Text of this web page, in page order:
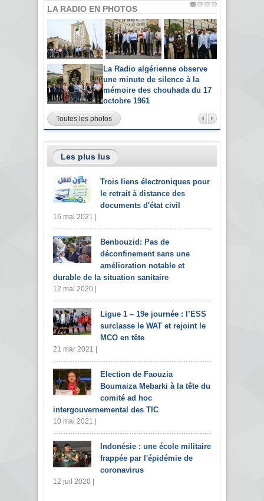
LA RADIO EN PHOTOS
La Radio algérienne observe
une minute de silence à la
mémoire des chouhada du 17
octobre 1961
Toutes les photos
Les plus lus
Trois liens électroniques pour
le retrait à distance des
documents d'état civil
16 mai 2021 |
Benbouzid: Pas de
déconfinement sans une
amélioration notable et
durable de la situation sanitaire
12 mai 2020 |
Ligue 1 – 19e journée : l’ESS
surclasse le WAT et rejoint le
MCO en tête
21 mar 2021 |
Election de Faouzia
Boumaiza Mebarki à la tête du
comité ad hoc
intergouvernemental des TIC
10 mai 2021 |
Indonésie : une école militaire
frappée par l'épidémie de
coronavirus
12 juil 2020 |